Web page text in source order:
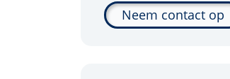
Neem contact op